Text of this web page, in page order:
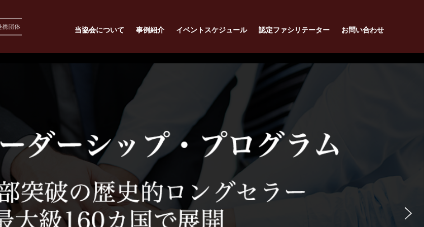
当協会について 事例紹介 イベントスケジュール 認定ファシリテーター お問い合わせ